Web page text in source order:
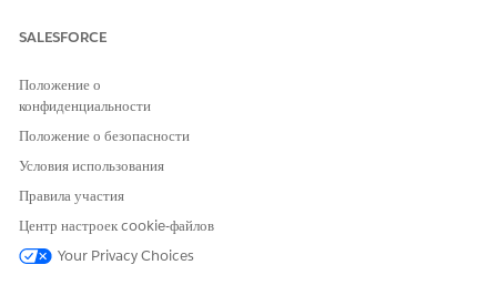
персонализации
Прежде чем использовать кампанию, соотнесите ее с
расположением канала. Потом можно протестировать
ЭТА СТАТЬЯ РЕШИЛА ВАШУ ПРОБЛЕМУ?
SALESFORCE
Положение о
конфиденциальности
Положение о безопасности
Условия использования
Правила участия
Центр настроек cookie-файлов
Your Privacy Choices